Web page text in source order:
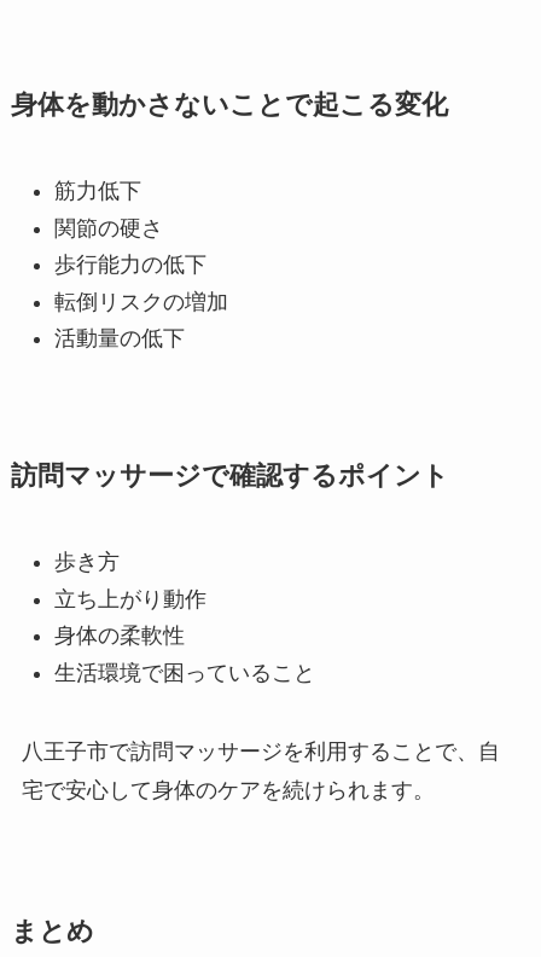
身体を動かさないことで起こる変化
筋力低下
関節の硬さ
歩行能力の低下
転倒リスクの増加
活動量の低下
訪問マッサージで確認するポイント
歩き方
立ち上がり動作
身体の柔軟性
生活環境で困っていること
八王子市で訪問マッサージを利用することで、自
宅で安心して身体のケアを続けられます。
まとめ